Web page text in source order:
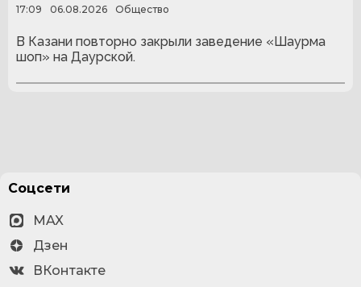
17:09 06.08.2026 Общество
В Казани повторно закрыли заведение «Шаурма
шоп» на Даурской.
Соцсети
MAX
Дзен
ВКонтакте